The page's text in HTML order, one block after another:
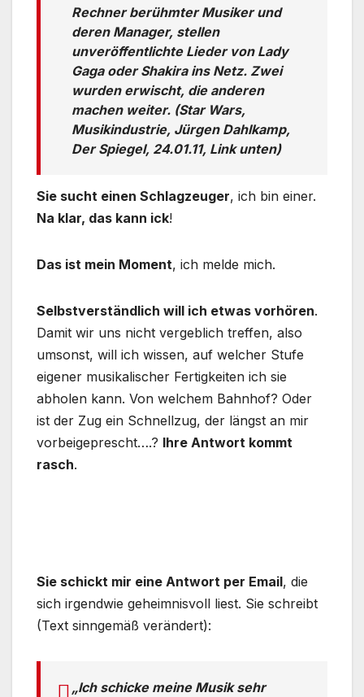
Rechner berühmter Musiker und
deren Manager, stellen
unveröffentlichte Lieder von Lady
Gaga oder Shakira ins Netz. Zwei
wurden erwischt, die anderen
machen weiter. (Star Wars,
Musikindustrie, Jürgen Dahlkamp,
Der Spiegel, 24.01.11, Link unten)
Sie sucht einen Schlagzeuger, ich bin einer.
Na klar, das kann ick!
Das ist mein Moment, ich melde mich.
Selbstverständlich will ich etwas vorhören.
Damit wir uns nicht vergeblich treffen, also
umsonst, will ich wissen, auf welcher Stufe
eigener musikalischer Fertigkeiten ich sie
abholen kann. Von welchem Bahnhof? Oder
ist der Zug ein Schnellzug, der längst an mir
vorbeigeprescht….? Ihre Antwort kommt
rasch.
Sie schickt mir eine Antwort per Email, die
sich irgendwie geheimnisvoll liest. Sie schreibt
(Text sinngemäß verändert):
„Ich schicke meine Musik sehr